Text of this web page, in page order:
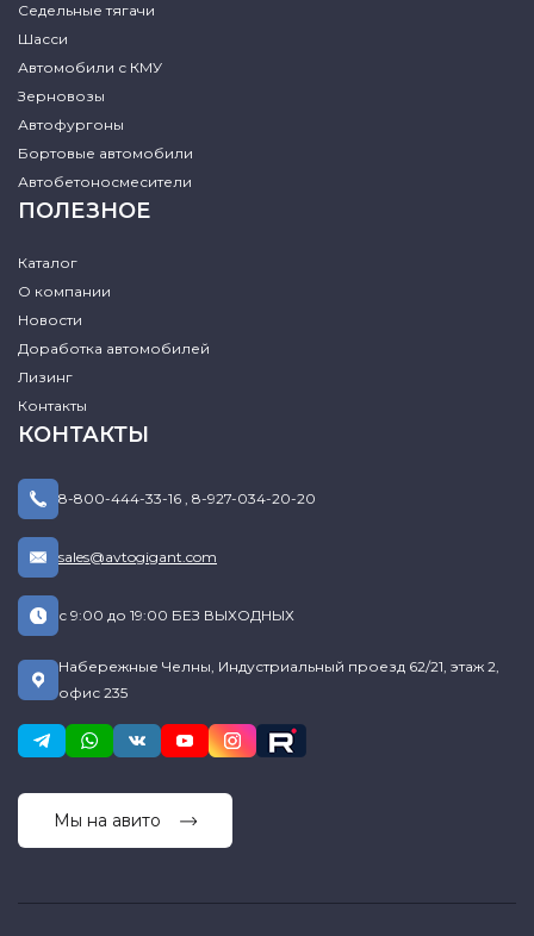
Седельные тягачи
Шасси
Автомобили с КМУ
Зерновозы
Автофургоны
Бортовые автомобили
Автобетоносмесители
ПОЛЕЗНОЕ
Каталог
О компании
Новости
Доработка автомобилей
Лизинг
Контакты
КОНТАКТЫ
8-800-444-33-16 , 8-927-034-20-20
sales@avtogigant.com
с 9:00 до 19:00 БЕЗ ВЫХОДНЫХ
Набережные Челны, Индустриальный проезд 62/21, этаж 2,
офис 235
Мы на авито